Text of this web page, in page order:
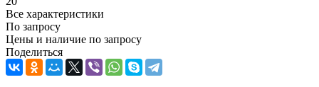
Все характеристики
По запросу
Цены и наличие по запросу
Поделиться